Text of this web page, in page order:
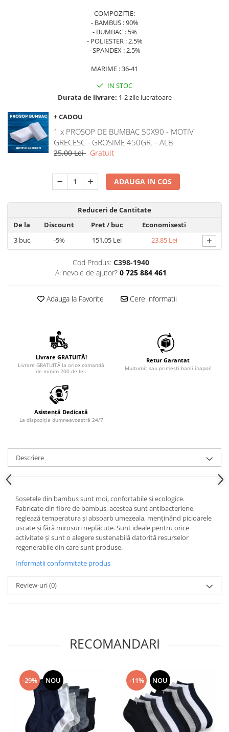
COMPOZITIE:
- BAMBUS : 90%
- BUMBAC : 5%
- POLIESTER : 2.5%
- SPANDEX : 2.5%
MARIME : 36-41
IN STOC
Durata de livrare: 1-2 zile lucratoare
+ CADOU
1 x PROSOP DE BUMBAC 50X90 - MOTIV
GRECESC - GROSIME 450GR. - ALB
25,00 Lei Gratuit
ADAUGA IN COS
Reduceri de Cantitate
De la
Discount Pret/ buc
Economisesti
3buc -5% 151,05 Lei 23,85 Lei +
Cod Produs: C398-1940
Ai nevoie de ajutor? 0 725 884 461
Adauga la Favorite Cere informatii
Livrare GRATUITĂ!
Livrare GRATUITĂ la orice comandă
de minim 200 de lei.
Retur Garantat
Mulțumit sau primești banii înapoi!
Asistență Dedicată
La dispoziția dumneavoastră 24/7
Descriere
Sosetele din bambus sunt moi, confortabile și ecologice.
Fabricate din fibre de bambus, acestea sunt antibacteriene,
reglează temperatura și absoarb umezeala, menținând picioarele
uscate și fără mirosuri neplăcute. Sunt ideale pentru orice
activitate și sunt o alegere sustenabilă datorită resurselor
regenerabile din care sunt produse.
Informatii conformitate produs
Review-uri(0)
RECOMANDARI
-29% NOU -11% NOU